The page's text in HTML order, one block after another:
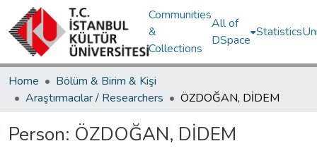
Communities
&
Collections
All of
DSpace
Statistics
Home
Bölüm & Birim & Kişi
Araştırmacılar / Researchers
ÖZDOĞAN, DİDEM
Person: ÖZDOĞAN, DİDEM